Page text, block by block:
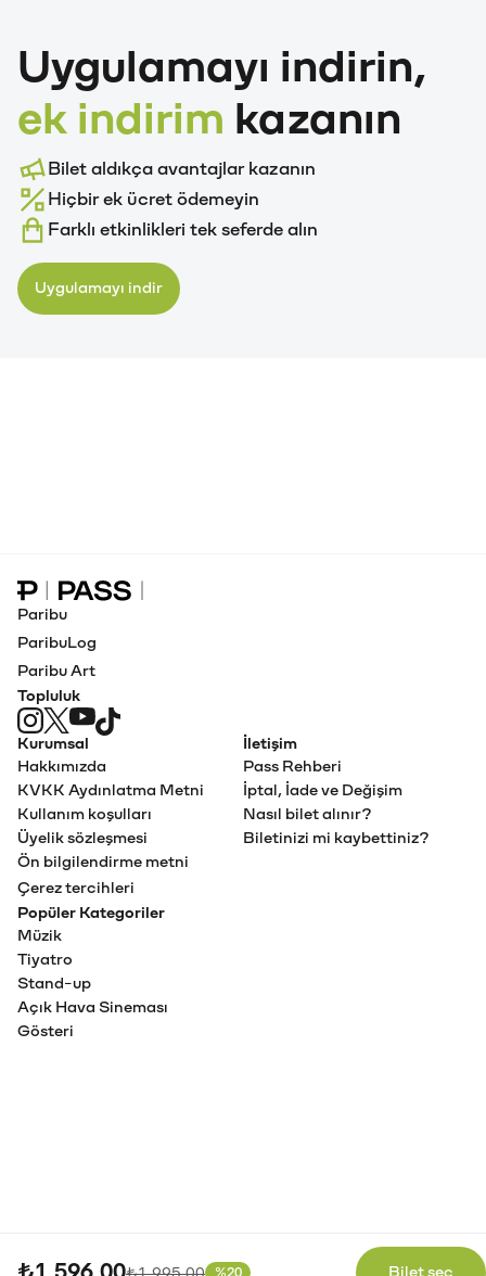
Eski fiyat
₺1.995,00 %20 Bilet seç
Uygulamayı indirin,
ek indirim kazanın
Bilet aldıkça avantajlar kazanın
Hiçbir ek ücret ödemeyin
Farklı etkinlikleri tek seferde alın
Uygulamayı indir
Paribu Pass Ana Sayfa
Paribu
ParibuLog
Paribu Art
Topluluk
Kurumsal
Hakkımızda
KVKK Aydınlatma Metni
Kullanım koşulları
Üyelik sözleşmesi
Ön bilgilendirme metni
Çerez tercihleri
İletişim
Pass Rehberi
İptal, İade ve Değişim
Nasıl bilet alınır?
Biletinizi mi kaybettiniz?
Popüler Kategoriler
Müzik
Tiyatro
Stand-up
Açık Hava Sineması
Gösteri